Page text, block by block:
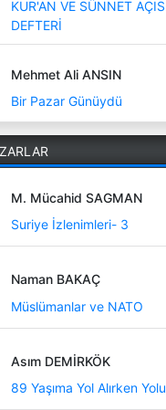
KUR'AN VE SÜNNET
DEFTERİ
Mehmet Ali ANSIN
Bir Pazar Günüydü
M. Mücahid SAGMAN
Suriye İzlenimleri- 3
Naman BAKAÇ
Müslümanlar ve NATO
Asım DEMİRKÖK
89 Yaşıma Yol Alırken